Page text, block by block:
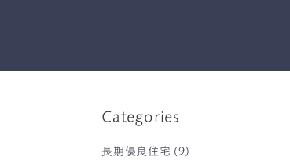
Categories
長期優良住宅 (9)